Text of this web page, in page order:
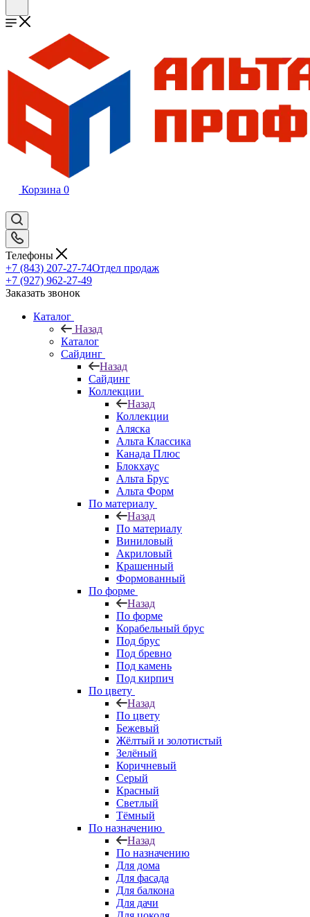
Корзина 0
Телефоны
+7 (843) 207-27-74Отдел продаж
+7 (927) 962-27-49
Заказать звонок
Каталог
Назад
Каталог
Сайдинг
Назад
Сайдинг
Коллекции
Назад
Коллекции
Аляска
Альта Классика
Канада Плюс
Блокхаус
Альта Брус
Альта Форм
По материалу
Назад
По материалу
Виниловый
Акриловый
Крашенный
Формованный
По форме
Назад
По форме
Корабельный брус
Под брус
Под бревно
Под камень
Под кирпич
По цвету
Назад
По цвету
Бежевый
Жёлтый и золотистый
Зелёный
Коричневый
Серый
Красный
Светлый
Тёмный
По назначению
Назад
По назначению
Для дома
Для фасада
Для балкона
Для дачи